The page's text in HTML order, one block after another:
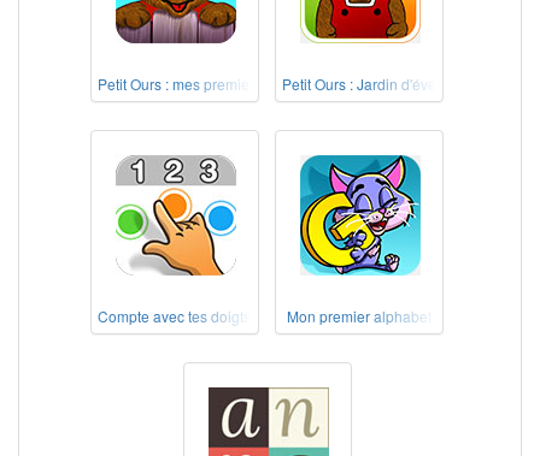
Petit Ours : mes premiers jeuxPetit Ours : Jardin d'éveil
Compte avec tes doigts ! Mon premier alphabet